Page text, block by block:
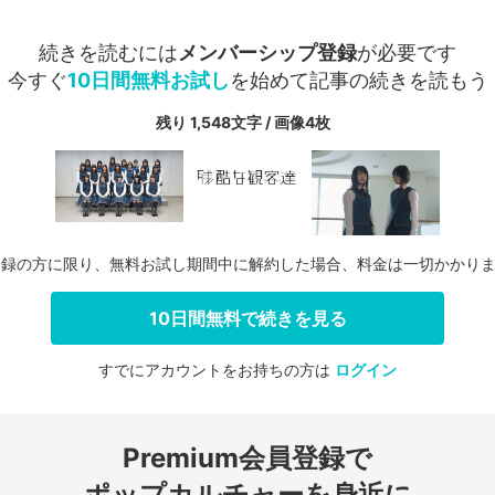
続きを読むにはメンバーシップ登録が必要です
今すぐ10日間無料お試しを始めて記事の続きを読もう
残り 1,548文字 / 画像4枚
ログインする
の方に限り、無料お試し期間中に解約した場合、料金は一切かかり
10日間無料で続きを見る
すでにアカウントをお持ちの方は ログイン
Premium会員登録で